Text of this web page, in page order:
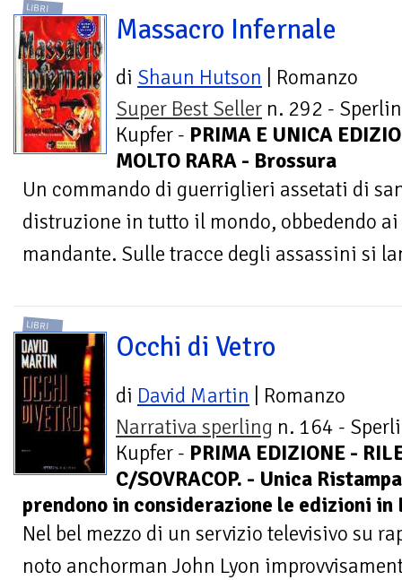
LIBRI
Massacro Infernale
di Shaun Hutson | Romanzo
Super Best Seller n. 292 -
Kupfer - PRIMA E UNICA
MOLTO RARA - Brossura
Un commando di guerriglieri assetati di
distruzione in tutto il mondo, obbedendo
mandante. Sulle tracce degli assassini si
LIBRI
Occhi di Vetro
di David Martin | Romanzo
Narrativa sperling n. 164 -
Kupfer - PRIMA EDIZIONE -
C/SOVRACOP. - Unica
prendono in considerazione le edizioni in
Nel bel mezzo di un servizio televisivo su
noto anchorman John Lyon